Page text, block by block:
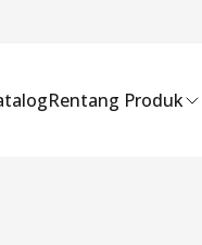
Rentang Produk